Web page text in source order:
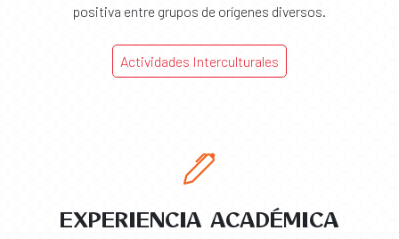
positiva entre grupos de orígenes diversos.
Actividades Interculturales
EXPERIENCIA ACADÉMICA